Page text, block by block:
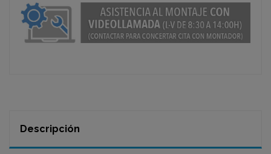
Descripción